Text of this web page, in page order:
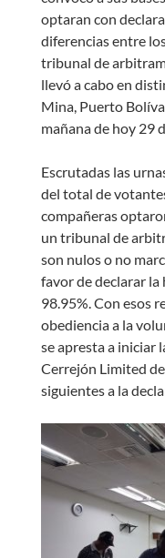
optaran con
diferencias entre
tribunal de
llevó a cabo en
Mina, Puerto
mañana de hoy 29
Escrutadas las
del total de
compañeras
un tribunal de
son nulos o no
favor de declarar la
98.95%. Con esos
obediencia a la
se apresta a iniciar
Cerrejón Limited
siguientes a la